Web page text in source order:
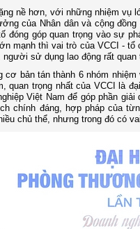
nề hơn, với những nhiệm
của Nhân dân và cộng đồng
đóng góp quan trọng vào sự
mạnh thì vai trò của VCCI -
sử dụng lao động rất quan
bản tán thành 6 nhóm
quan trọng nhất của VCCI là
Việt Nam để góp phần
chính đáng, hợp pháp của
chủ thể, nhưng trong đó có